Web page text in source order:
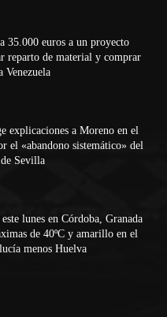
35.000 euros a un proyecto
reparto de material y comprar
Venezuela
explicaciones a Moreno en el
el «abandono sistemático» del
Sevilla
lunes en Córdoba, Granada
de 40ºC y amarillo en el
menos Huelva